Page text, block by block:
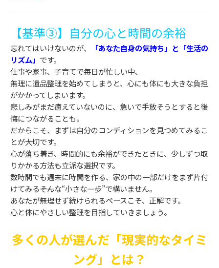
【基準③】自分の心と時間の余裕
忘れてはいけないのが、
「あなた自身の気持ち」と「生活の
リズム」 です。
仕事や家事、子育てで毎日が忙しい中、
無理に遺品整理を始めてしまうと、心にも体にも大きな負担
がかかってしまいます。
悲しみがまだ癒えていないのに、急いで手放そうとすると後
悔につながることも。
だからこそ、まずは自分のコンディションを見つめてみるこ
とが大切です。
心が落ち着き、時間的にも余裕ができたときに、少しずつ取
りかかる方法も立派な選択です。
数時間でも週末に時間を作る、家の中の一部だけをまず片付
けてみる――そんな“小さな一歩”で構いません。
あなたが無理せず続けられるペースこそ、正解です。
心と体にやさしい整理を目指していきましょう。
多くの人が選んだ「現実的なタイミ
ング」とは？